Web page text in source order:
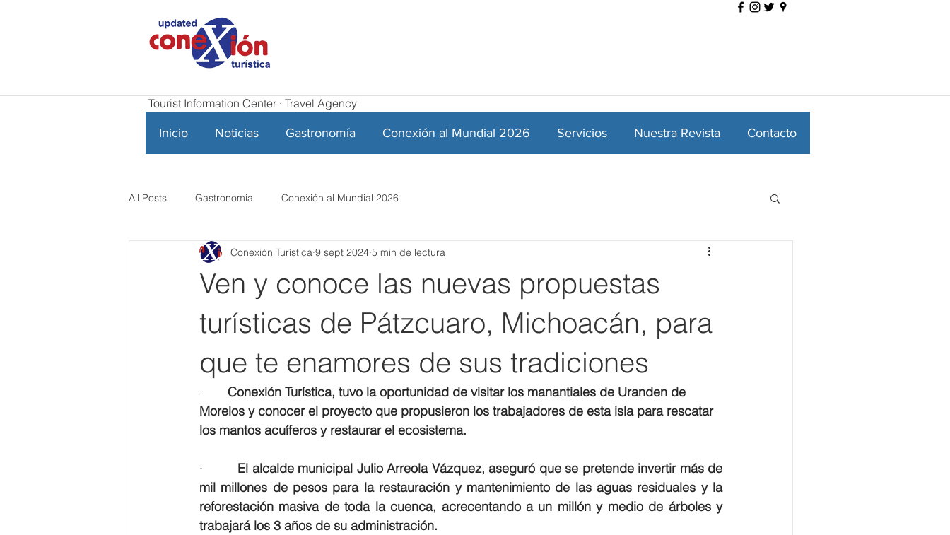
Tourist Information Center · Travel Agency
Inicio Noticias Gastronomía Conexión al Mundial 2026 Servicios Nuestra Revista Contacto
All Posts Gastronomia Conexión al Mundial 2026
Ven y conoce las nuevas propuestas
turísticas de Pátzcuaro, Michoacán, para
que te enamores de sus tradiciones
Conexión Turística 9 sept 2024 5 min de lectura
· Conexión Turística, tuvo la oportunidad de visitar los manantiales de Uranden de
Morelos y conocer el proyecto que propusieron los trabajadores de esta isla para rescatar
los mantos acuíferos y restaurar el ecosistema.
· El alcalde municipal Julio Arreola Vázquez, aseguró que se pretende invertir más de
mil millones de pesos para la restauración y mantenimiento de las aguas residuales y la
reforestación masiva de toda la cuenca, acrecentando a un millón y medio de árboles y
trabajará los 3 años de su administración.